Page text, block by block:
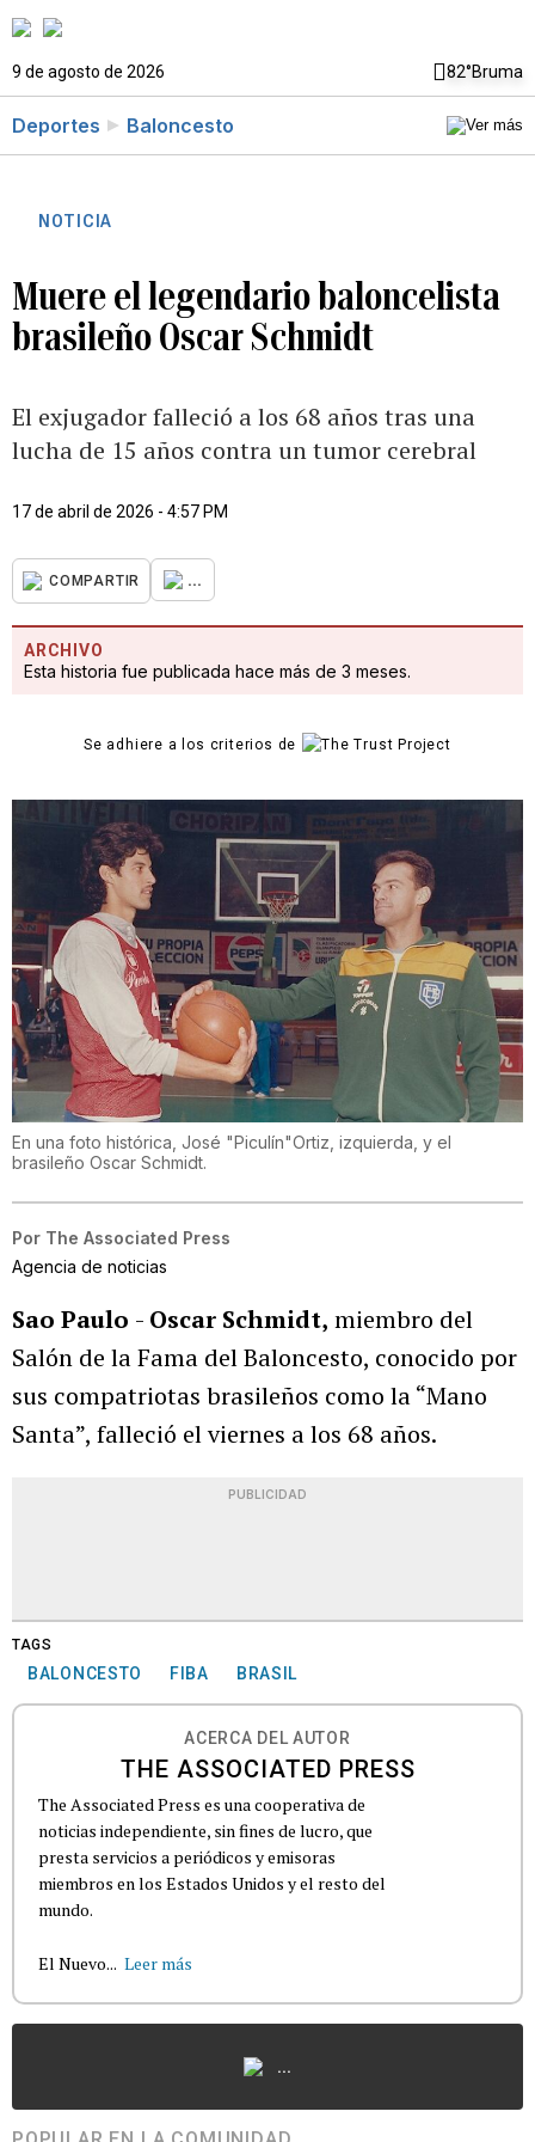
9 de agosto de 2026 82°Bruma
Deportes Baloncesto
NOTICIA
Muere el legendario baloncelista
brasileño Oscar Schmidt
El exjugador falleció a los 68 años tras una
lucha de 15 años contra un tumor cerebral
17 de abril de 2026 - 4:57 PM
COMPARTIR ...
ARCHIVO
Esta historia fue publicada hace más de 3 meses.
Se adhiere a los criterios de
En una foto histórica, José "Piculín"Ortiz, izquierda, y el
brasileño Oscar Schmidt.
Por The Associated Press
Agencia de noticias
Sao Paulo - Oscar Schmidt, miembro del
Salón de la Fama del Baloncesto, conocido por
sus compatriotas brasileños como la “Mano
Santa”, falleció el viernes a los 68 años.
PUBLICIDAD
TAGS
BALONCESTO FIBA BRASIL
ACERCA DEL AUTOR
THE ASSOCIATED PRESS
The Associated Press es una cooperativa de
noticias independiente, sin fines de lucro, que
presta servicios a periódicos y emisoras
miembros en los Estados Unidos y el resto del
mundo.
El Nuevo... Leer más
...